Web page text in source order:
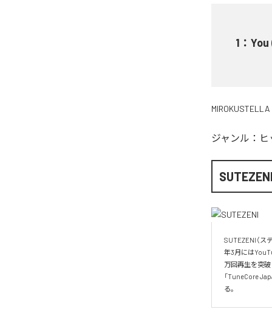
1 ： You
MIROKUSTELLA
ジャンル：
SUTEZENI（ス
年3月には
万回再生を突
「TuneCore
る。